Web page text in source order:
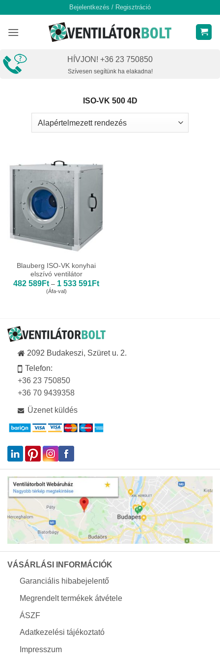
content
Bejelentkezés / Regisztráció
HÍVJON! +36 23 750850
Szívesen segítünk ha elakadna!
ISO-VK 500 4D
Blauberg ISO-VK konyhai
elszívó ventilátor
482 589Ft – 1 533 591FtÁrtartomány:
(Áfa-val)
2092 Budakeszi, Szüret u. 2.
Telefon:
+36 23 750850
+36 70 9439358
Üzenet küldés
VÁSÁRLÁSI INFORMÁCIÓK
Garanciális hibabejelentő
Megrendelt termékek átvétele
ÁSZF
Adatkezelési tájékoztató
Impresszum